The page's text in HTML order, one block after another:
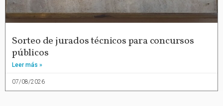
Sorteo de jurados técnicos para concursos
públicos
Leer más »
07/08/2026